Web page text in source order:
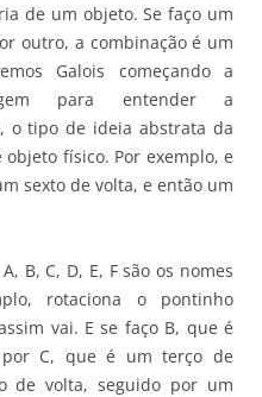
de um objeto. Se faço um
outro, a combinação é um
Galois começando a
para entender a
o tipo de ideia abstrata da
físico. Por exemplo, e
sexto de volta, e então um
B, C, D, E, F são os nomes
rotaciona o pontinho
vai. E se faço B, que é
C, que é um terço de
de volta, seguido por um